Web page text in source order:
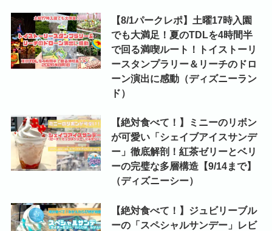
【8/1パークレポ】土曜17時入園
でも大満足！夏のTDLを4時間半
で回る満喫ルート！トイストーリ
ースタンプラリー＆リーチのドロ
ーン演出に感動（ディズニーラン
ド）
【絶対食べて！】ミニーのリボン
が可愛い「シェイブアイスサンデ
ー」徹底解剖！紅茶ゼリーとベリ
ーの完璧な多層構造【9/14まで】
（ディズニーシー）
【絶対食べて！】ジュビリーブル
ーの「スペシャルサンデー」レビ